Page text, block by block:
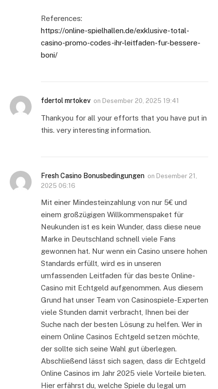
References:
https://online-spielhallen.de/exklusive-total-
casino-promo-codes-ihr-leitfaden-fur-bessere-
boni/
fdertol mrtokev on Desember 20, 2025 19:41
Thankyou for all your efforts that you have put in
this. very interesting information.
Fresh Casino Bonusbedingungen on Desember 21,
2025 06:16
Mit einer Mindesteinzahlung von nur 5€ und
einem großzügigen Willkommenspaket für
Neukunden ist es kein Wunder, dass diese neue
Marke in Deutschland schnell viele Fans
gewonnen hat. Nur wenn ein Casino unsere hohen
Standards erfüllt, wird es in unseren
umfassenden Leitfaden für das beste Online-
Casino mit Echtgeld aufgenommen. Aus diesem
Grund hat unser Team von Casinospiele-Experten
viele Stunden damit verbracht, Ihnen bei der
Suche nach der besten Lösung zu helfen. Wer in
einem Online Casinos Echtgeld setzen möchte,
der sollte sich seine Wahl gut überlegen.
Abschließend lässt sich sagen, dass dir Echtgeld
Online Casinos im Jahr 2025 viele Vorteile bieten.
Hier erfährst du, welche Spiele du legal um